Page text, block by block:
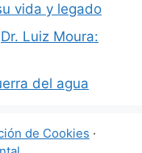
vida y legado
Dr. Luiz Moura:
del agua
de Cookies ·